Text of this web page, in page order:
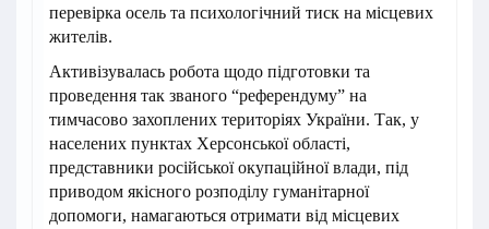
перевірка осель та психологічний тиск на місцевих
жителів.
Активізувалась робота щодо підготовки та
проведення так званого “референдуму” на
тимчасово захоплених територіях України. Так, у
населених пунктах Херсонської області,
представники російської окупаційної влади, під
приводом якісного розподілу гуманітарної
допомоги, намагаються отримати від місцевих